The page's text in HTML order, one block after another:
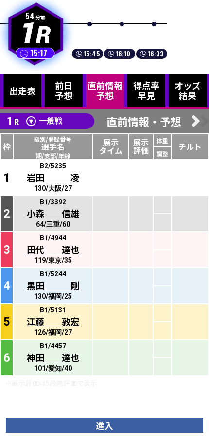
54 分前
15:17 15:45 16:10 16:33
出走表
前日
予想
直前情報
予想
得点率
早見
オッズ
結果
1 R 一般戦 直前情報・予想
枠
級別/登録番号
選手名
期/支部/年齢
展示
タイム
展示
評価
体重
チルト
調整
1
B2/5235
岩田 凌
130/大阪/27
2
B1/3392
小森 信雄
64/三重/60
3
B1/4944
田代 達也
119/東京/35
4
B1/5244
黒田 剛
130/福岡/25
5
B1/5131
江藤 敦宏
126/福岡/27
6
B1/4457
神田 達也
101/愛知/40
進入